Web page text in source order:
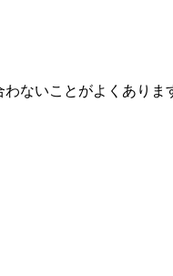
ないことがよくありま